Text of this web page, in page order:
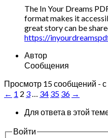
The In Your Dreams
format makes it
great story can be
https://
Автор
Сообщения
Просмотр 15 сообщений - с
← 1 2 3… 34 35 36 →
Для ответа в этой
Войти